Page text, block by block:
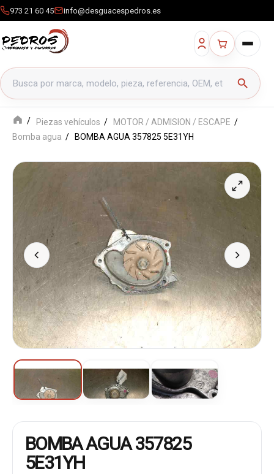
973 21 60 45 info@desguacespedros.es
Buscar productos
search
Piezas vehículos
MOTOR / ADMISION / ESCAPE
Bomba agua
BOMBA AGUA 357825 5E31YH
BOMBA AGUA 357825
5E31YH